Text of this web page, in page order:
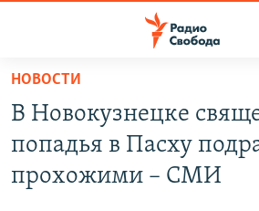
упрощенного
доступа
основному
АВТОРСКИЕ ПРОЕКТЫ
НОВОСТИ
В Новокузнецке
попадья в Пасху
прохожими – СМИ